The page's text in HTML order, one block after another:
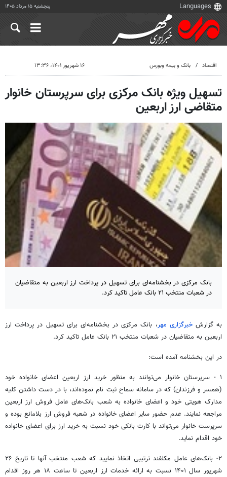
پنجشنبه ۱۵ مرداد ۱۴۰۵
اقتصاد بانک و بیمه وبورس ۱۶ شهریور ۱۴۰۱، ۱۳:۳۶
تسهیل ویژه بانک مرکزی برای سرپرستان خانوار
متقاضی ارز اربعین
بانک مرکزی در بخشنامه‌ای برای تسهیل در پرداخت ارز اربعین به متقاضیان
در شعبات منتخب ۲۱ بانک عامل تاکید کرد.
به گزارشخبرگزاری مهر، بانک مرکزی در بخشنامه‌ای برای تسهیل در پرداخت ارز
اربعین به متقاضیان در شعبات منتخب ۲۱ بانک عامل
تاکید کرد.
در این بخشنامه آمده است:
۱ - سرپرستان خانوار می‌توانند
به منظور خرید ارز اربعین اعضای خانواده خود
(همسر و فرزندان) که در سامانهسماح ثبت نامنموده‌اند، با در دست داشتن کلیه
مدارک هویتی خود و اعضای خانواده به شعب بانک‌های عامل فروش ارز اربعین
مراجعه نمایند. عدم حضور سایراعضای خانواده در شعبهفروش ارز بلامانع بوده و
سرپرست خانوار می‌تواند با کارت بانکی خود نسبت به خرید ارز برای اعضای خانواده
خود اقدام نماید.
۲- بانک‌های عامل
مکلفند
ترتیبی اتخاذ نمایید که شعب منتخب آنها تا تاریخ ۲۶
شهریور سال ۱۴۰۱ نسبت به ارائه خدمات
ارز
اربعین تا ساعت ۱۸ هر روز اقدام